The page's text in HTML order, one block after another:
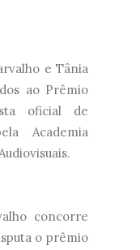
e Tânia
ao Prêmio
oficial de
Academia
concorre
o prêmio